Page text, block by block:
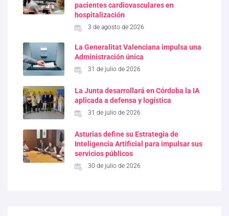
pacientes cardiovasculares en
hospitalización
3 de agosto de 2026
La Generalitat Valenciana impulsa una
Administración única
31 de julio de 2026
La Junta desarrollará en Córdoba la IA
aplicada a defensa y logística
31 de julio de 2026
Asturias define su Estrategia de
Inteligencia Artificial para impulsar sus
servicios públicos
30 de julio de 2026